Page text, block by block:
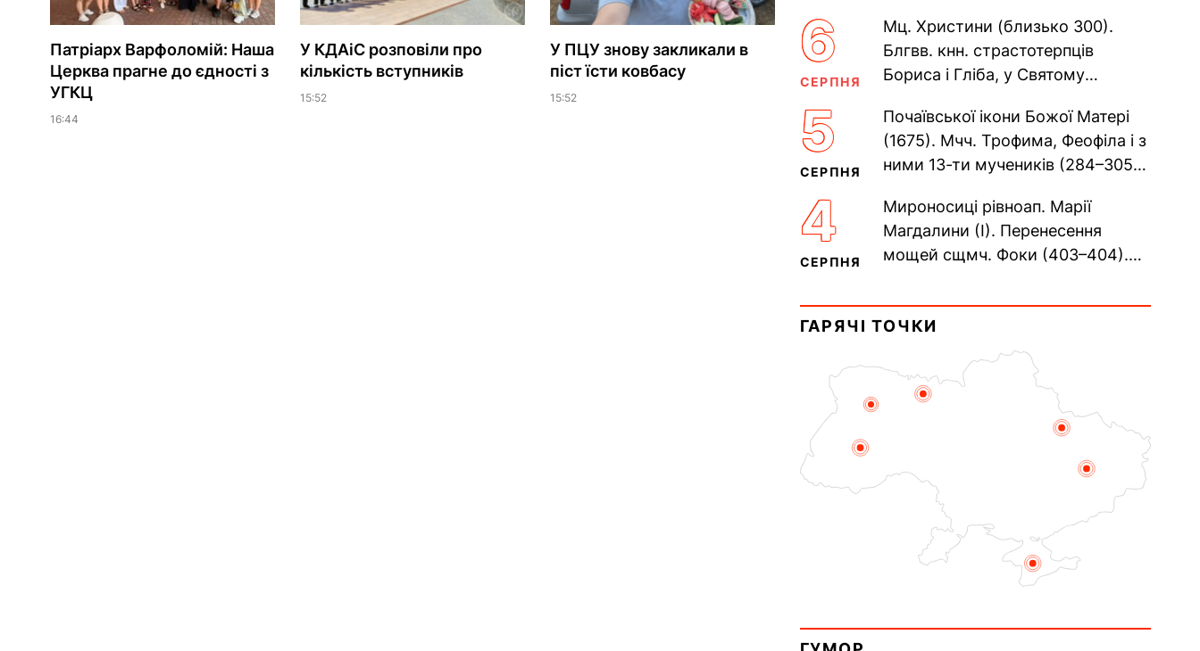
Патріарх Варфоломій: Наша
Церква прагне до єдності з
УГКЦ
16:44
У КДАіС розповіли про
кількість вступників
15:52
У ПЦУ знову закликали в
піст їсти ковбасу
15:52
6
СЕРПНЯ
Мц. Христини (близько 300).
Блгвв. кнн. страстотерпців
Бориса і Гліба, у Святому
Прп. Полікарпа, архімандрита...
5
СЕРПНЯ
Почаївської ікони Божої Матері
(1675). Мчч. Трофима, Феофіла і з
ними 13-ти мучеників (284–305).
Равенійського (близько 75)....
4
СЕРПНЯ
Мироносиці рівноап. Марії
Магдалини (I). Перенесення
мощей сщмч. Фоки (403–404).
(1693). Сщмч. Михаїла
Накарякова...
ГАРЯЧІ ТОЧКИ